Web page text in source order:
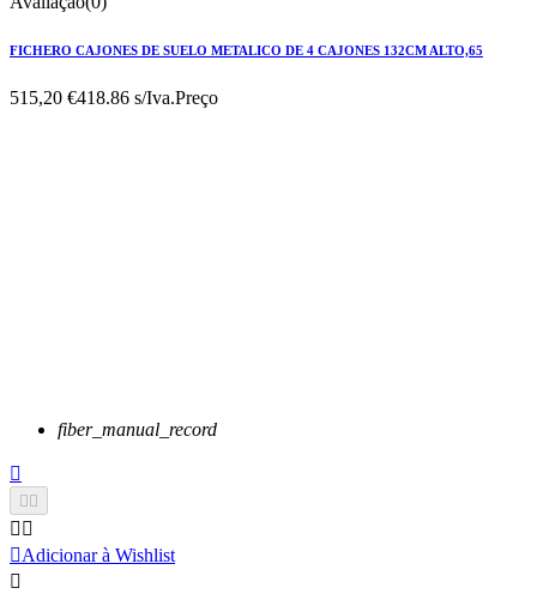
FICHERO CAJONES DE SUELO METALICO DE 4 CAJONES 132CM ALTO,65
515,20 €418.86 s/Iva.Preço
fiber_manual_record

 
 
Adicionar à Wishlist
